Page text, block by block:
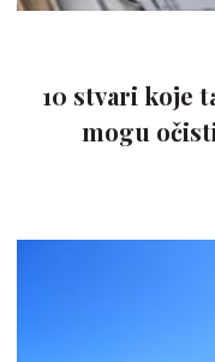
10 stvari koje
mogu